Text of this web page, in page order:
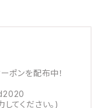
ポンを配布中！
てください。)